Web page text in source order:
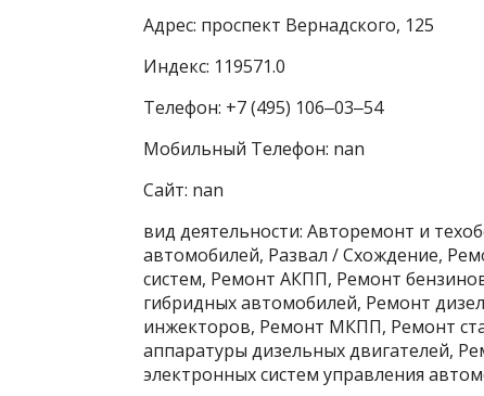
Адрес: проспект Вернадского, 125
Индекс: 119571.0
Телефон: +7 (495) 106‒03‒54
Мобильный Телефон: nan
Сайт: nan
вид деятельности: Авторемонт и
автомобилей, Развал / Схождение,
систем, Ремонт АКПП, Ремонт
гибридных автомобилей, Ремонт
инжекторов, Ремонт МКПП, Ремонт
аппаратуры дизельных двигателей,
электронных систем управления